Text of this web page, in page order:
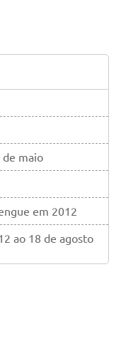
de maio
em 2012
ao 18 de agosto